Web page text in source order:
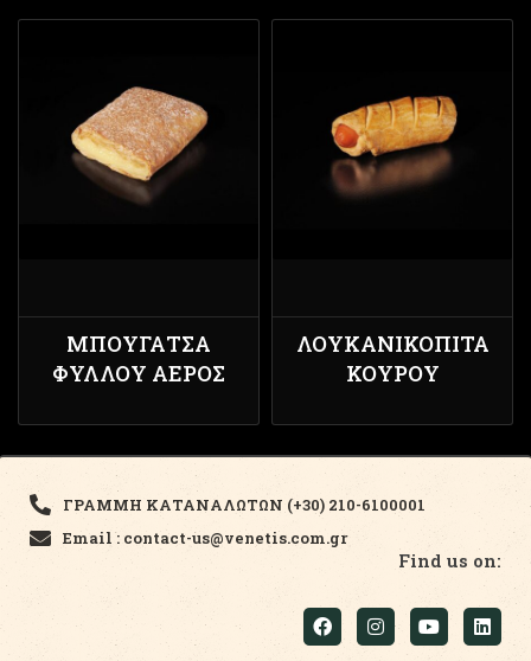
ΜΠΟΥΓΆΤΣΑ
ΦΎΛΛΟΥ ΑΈΡΟΣ
ΛΟΥΚΑΝΙΚΌΠΙΤΑ
ΚΟΥΡΟΎ
ΓΡΑΜΜΗ ΚΑΤΑΝΑΛΩΤΩΝ (+30) 210-6100001
Email : contact-us@venetis.com.gr
Find us on: